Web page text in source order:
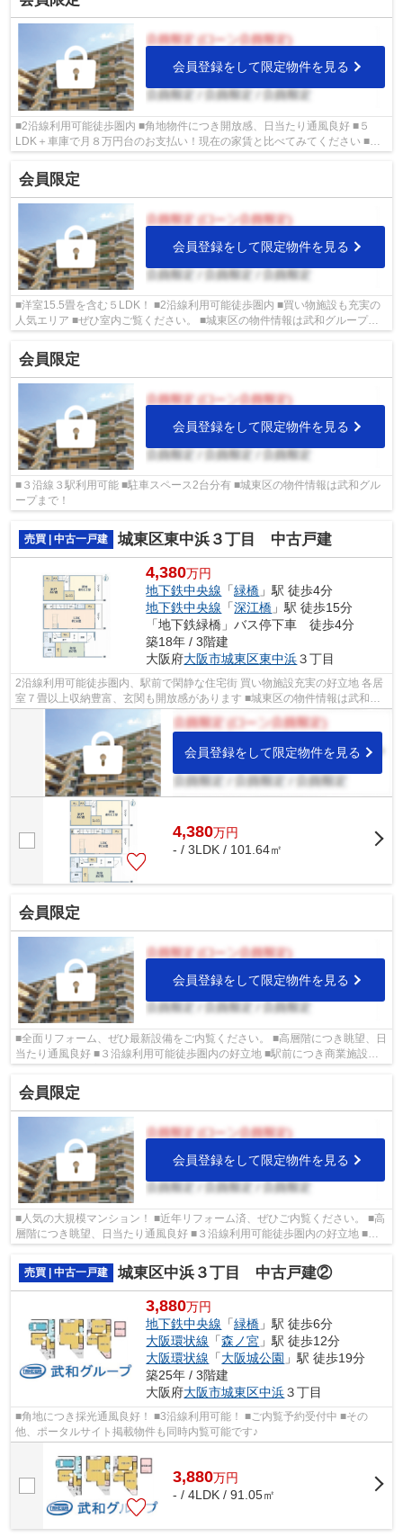
会員登録をして限定物件を見る
■2沿線利用可能徒歩圏内 ■角地物件につき開放感、日当たり通風良好 ■５
LDK＋車庫で月８万円台のお支払い！現在の家賃と比べてみてください ■買
い物施設も徒歩圏内 ■城東区の物件情報は...
会員限定
会員登録をして限定物件を見る
■洋室15.5畳を含む５LDK！ ■2沿線利用可能徒歩圏内 ■買い物施設も充実の
人気エリア ■ぜひ室内ご覧ください。 ■城東区の物件情報は武和グループま
会員限定
会員登録をして限定物件を見る
■３沿線３駅利用可能 ■駐車スペース2台分有 ■城東区の物件情報は武和グル
ープまで！
売買 | 中古一戸建 城東区東中浜３丁目 中古戸建
4,380万円
地下鉄中央線 「緑橋 」駅 徒歩4分
地下鉄中央線 「深江橋 」駅 徒歩15分
「地下鉄緑橋」バス停下車 徒歩4分
築18年 / 3階建
大阪府大阪市城東区東中浜３丁目
2沿線利用可能徒歩圏内、駅前で閑静な住宅街 買い物施設充実の好立地 各居
室７畳以上収納豊富、玄関も開放感があります ■城東区の物件情報は武和グ
会員登録をして限定物件を見る
4,380万円
- / 3LDK / 101.64㎡
会員限定
会員登録をして限定物件を見る
■全面リフォーム、ぜひ最新設備をご内覧ください。 ■高層階につき眺望、日
当たり通風良好 ■３沿線利用可能徒歩圏内の好立地 ■駅前につき商業施設、
会員限定
会員登録をして限定物件を見る
■人気の大規模マンション！ ■近年リフォーム済、ぜひご内覧ください。 ■高
層階につき眺望、日当たり通風良好 ■３沿線利用可能徒歩圏内の好立地 ■城
売買 | 中古一戸建
城東区中浜３丁目 中古戸建②
3,880万円
地下鉄中央線 「緑橋 」駅 徒歩6分
大阪環状線 「森ノ宮 」駅 徒歩12分
大阪環状線 「大阪城公園 」駅 徒歩19分
築25年 / 3階建
大阪府大阪市城東区中浜３丁目
■角地につき採光通風良好！ ■3沿線利用可能！ ■ご内覧予約受付中 ■その
他、ポータルサイト掲載物件も同時内覧可能です♪
3,880万円
- / 4LDK / 91.05㎡